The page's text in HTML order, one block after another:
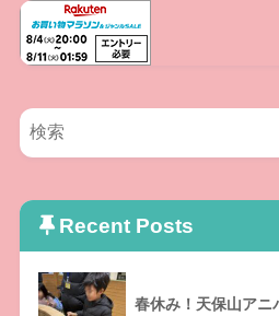
Recent Posts
春休み！天保山アニ